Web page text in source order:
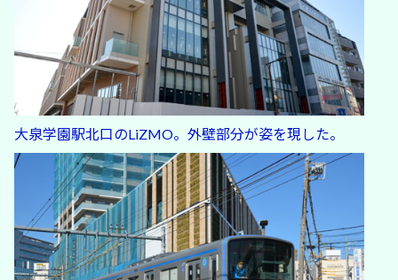
大泉学園駅北口のLiZMO。外壁部分が姿を現した。